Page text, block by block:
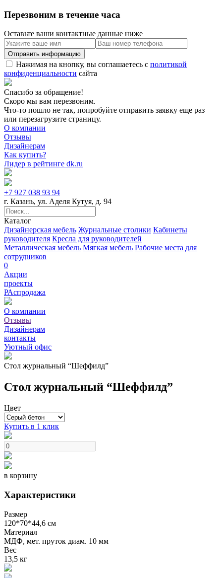
Перезвоним в течение часа
Оставьте ваши контактные данные ниже
Нажимая на кнопку, вы соглашаетесь с политикой
конфиденциальности сайта
Спасибо за обращение!
Скоро мы вам перезвоним.
Что-то пошло не так, попробуйте отправить заявку еще раз
или перезагрузите страницу.
О компании
Отзывы
Дизайнерам
Как купить?
Лидер в рейтинге dk.ru
+7 927 038 93 94
г. Казань, ул. Аделя Кутуя, д. 94
Каталог
Дизайнерская мебель Журнальные столики Кабинеты
руководителя Кресла для руководителей
Металлическая мебель Мягкая мебель Рабочие места для
сотрудников
0
Акции
проекты
РАспродажа
О компании
Отзывы
Дизайнерам
контакты
Уютный офис
Стол журнальный “Шеффилд”
Стол журнальный “Шеффилд”
Цвет
Купить в 1 клик
в корзину
Характеристики
Размер
120*70*44,6 см
Материал
МДФ, мет. пруток диам. 10 мм
Вес
13,5 кг